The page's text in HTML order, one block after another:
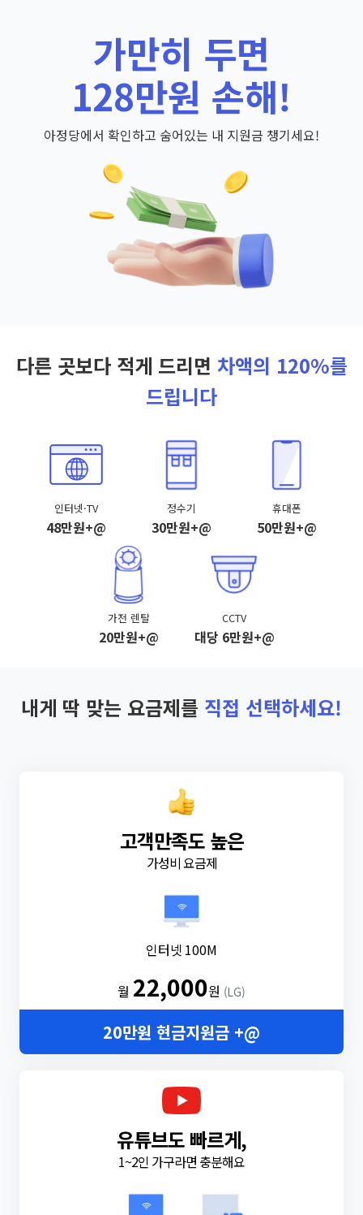
가만히 두면
128만원 손해!
아정당에서 확인하고 숨어있는 내 지원금 챙기세요!
다른 곳보다 적게 드리면 차액의 120%를
드립니다
인터넷·TV
48만원+@
정수기
30만원+@
휴대폰
50만원+@
가전 렌탈
20만원+@
CCTV
대당 6만원+@
내게 딱 맞는 요금제를 직접 선택하세요!
고객만족도 높은
가성비 요금제
인터넷 100M
월 22,000원 (LG)
20만원 현금지원금 +@
유튜브도 빠르게,
1~2인 가구라면 충분해요